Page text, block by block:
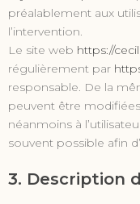
préalablement aux
l’intervention.
Le site web https://
régulièrement par
responsable. De la
peuvent être
néanmoins à
souvent possible afin
3. Description